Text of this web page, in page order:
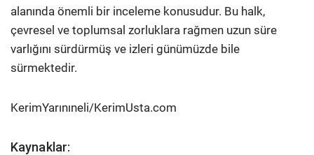
alanında önemli bir inceleme konusudur. Bu halk,
çevresel ve toplumsal zorluklara rağmen uzun süre
varlığını sürdürmüş ve izleri günümüzde bile
sürmektedir.
KerimYarınıneli/KerimUsta.com
Kaynaklar: